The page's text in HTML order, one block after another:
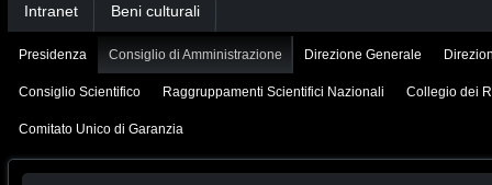
Intranet Beni culturali
Presidenza Consiglio di Amministrazione Direzione Generale
Consiglio Scientifico Raggruppamenti Scientifici Nazionali Collegio dei
Comitato Unico di Garanzia